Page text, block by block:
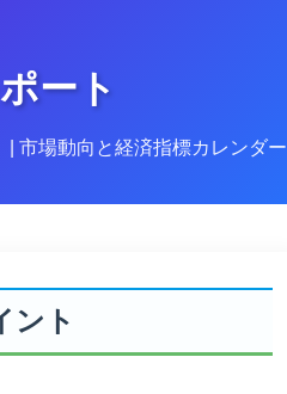
ート
市場動向と経済指標カレンダー
ント